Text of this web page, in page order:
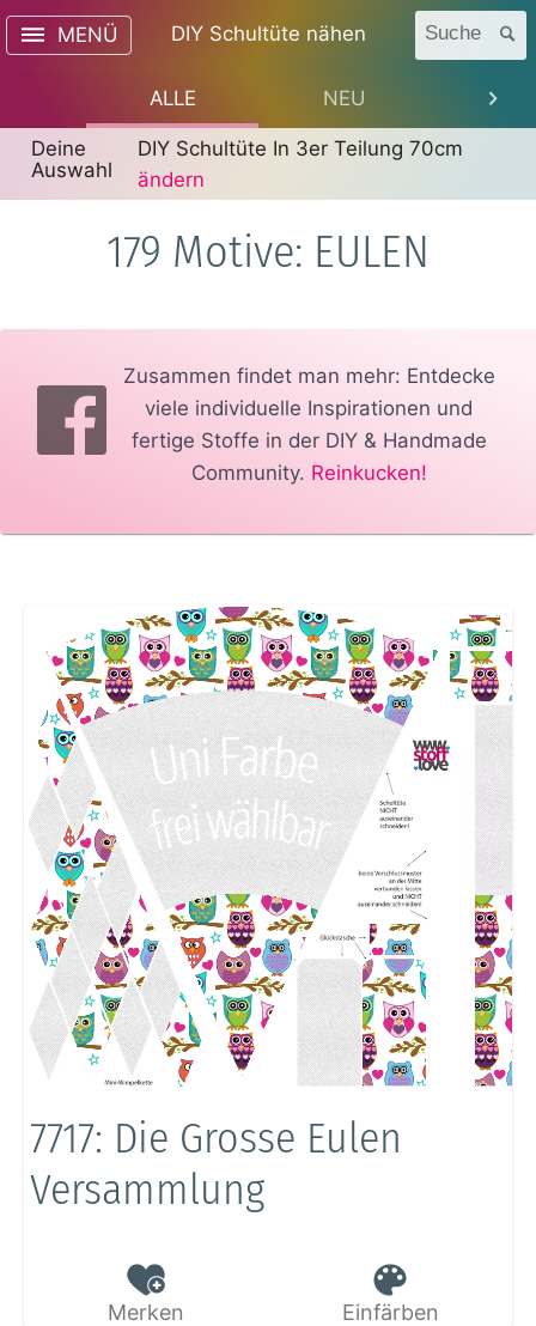
MENÜ DIY Schultüte nähen Suche
ALLE NEU
Deine
Auswahl
DIY Schultüte In 3er Teilung 70cm
ändern
179 Motive: EULEN
Zusammen findet man mehr: Entdecke
viele individuelle Inspirationen und
fertige Stoffe in der DIY & Handmade
Community. Reinkucken!
7717: Die Grosse Eulen
Versammlung
Merken Einfärben